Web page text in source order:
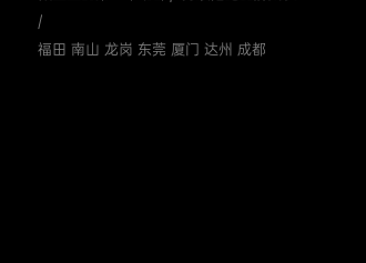
/
福田 南山 龙岗 东莞 厦门 达州 成都